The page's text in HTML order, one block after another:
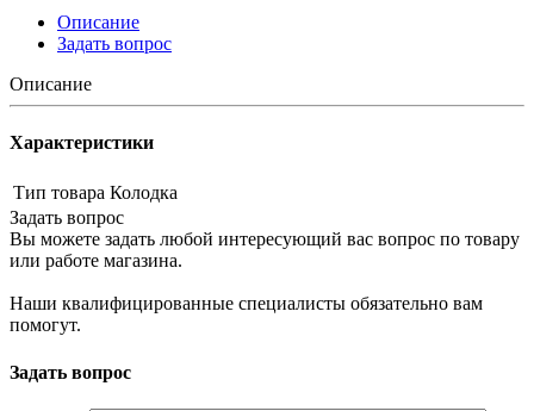
Описание
Задать вопрос
Описание
Характеристики
Тип товара Колодка
Задать вопрос
Вы можете задать любой интересующий вас вопрос по товару
или работе магазина.
Наши квалифицированные специалисты обязательно вам
помогут.
Задать вопрос